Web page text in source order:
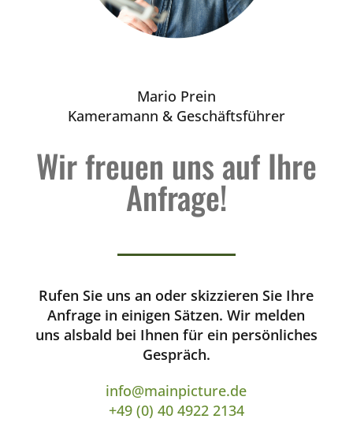
Mario Prein
Kameramann & Geschäftsführer
Wir freuen uns auf Ihre
Anfrage!
Rufen Sie uns an oder skizzieren Sie Ihre
Anfrage in einigen Sätzen. Wir melden
uns alsbald bei Ihnen für ein persönliches
Gespräch.
info@mainpicture.de
+49 (0) 40 4922 2134